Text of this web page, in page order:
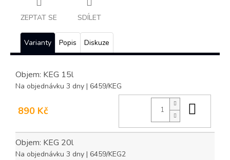
ZEPTAT SE SDÍLET
Varianty Popis Diskuze
Objem: KEG 15l
Na objednávku 3 dny | 6459/KEG
890 Kč
Objem: KEG 20l
Na objednávku 3 dny | 6459/KEG2